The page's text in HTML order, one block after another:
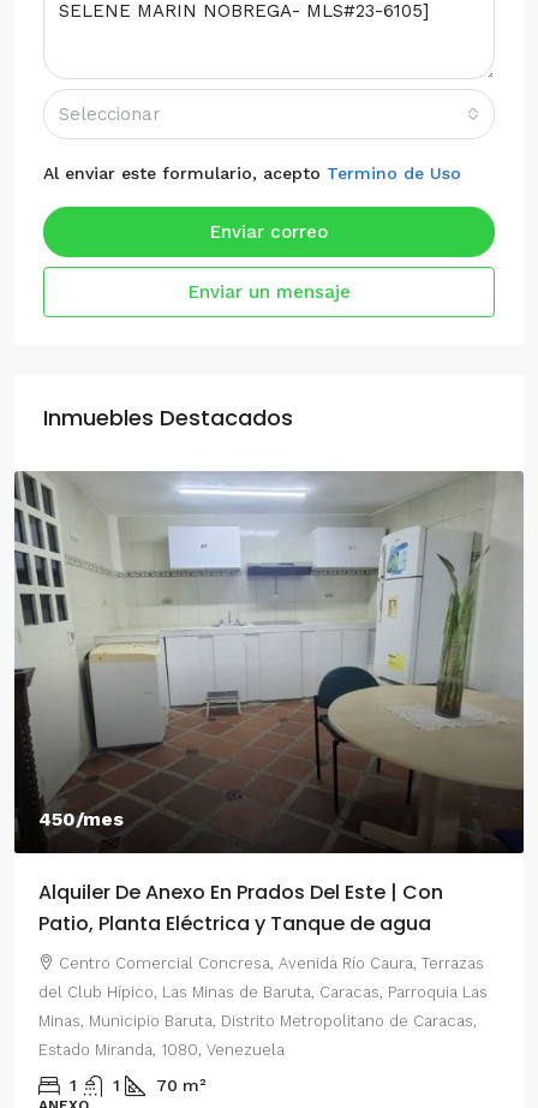
Seleccionar
Al enviar este formulario, acepto Termino de Uso
Enviar correo
Enviar un mensaje
Inmuebles Destacados
450/mes
Alquiler De Anexo En Prados Del Este | Con
Patio, Planta Eléctrica y Tanque de agua
Centro Comercial Concresa, Avenida Río Caura, Terrazas
del Club Hípico, Las Minas de Baruta, Caracas, Parroquia Las
Minas, Municipio Baruta, Distrito Metropolitano de Caracas,
Estado Miranda, 1080, Venezuela
1 1 70 m²